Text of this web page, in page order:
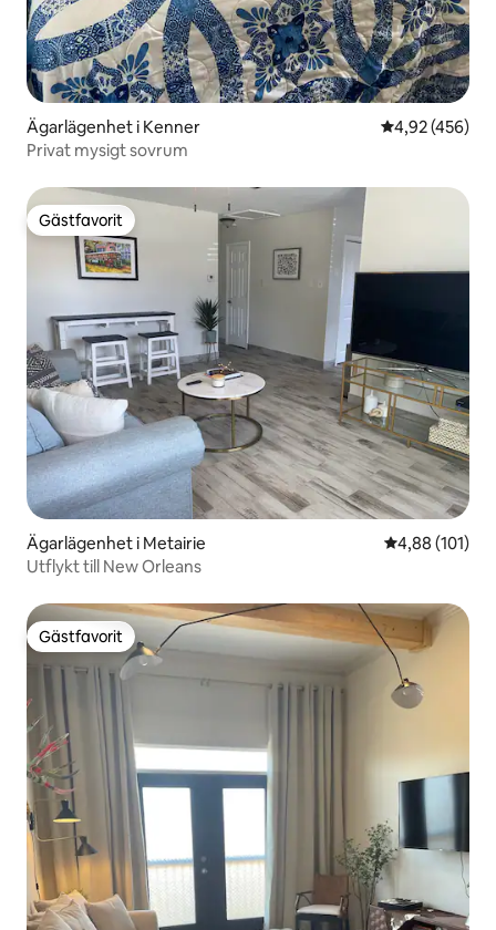
Ägarlägenhet i Kenner 4,92 av 5 i
4,92 (456)
Privat mysigt sovrum
Gästfavorit
Gästfavorit
Ägarlägenhet i Metairie 4,88 av 5 i
4,88 (101)
Utflykt till New Orleans
Gästfavorit
Gästfavorit